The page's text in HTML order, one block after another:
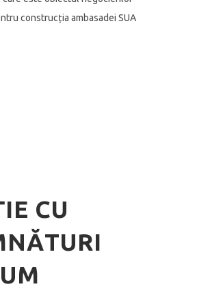
construcția ambasadei SUA
CU